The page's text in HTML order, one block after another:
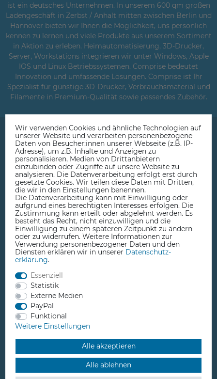
ist ein deutsches Unternehmen. In unserem 600 qm großen
Ladengeschäft in Zerbst / Anhalt mitten zwischen Berlin und
Hannover bieten wir Ihnen die Möglichkeit, uns persönlich
kennen zu lernen und viele Produkte aus unserem Sortiment
in Aktion zu erleben. Heimautomatisierung, 3D-Drucker,
Server, Workstations integrieren wir unter Windows, Apple
IOS und Linux Betriebssystemen. Comprise bedeutet
Innovation und umfassende Lösungen. Comprise ist Ihr
Spezialist für günstige 3D-Drucker, Verbrauchsmaterial und
Filamente in Premium-Qualität sowie passendes Zubehör.
Beratung, Service & Ladengeschäft
+49 3923 610050
Jütrichauer Straße 3
39261 Zerbst / Anhalt
Germany
Wir verwenden Cookies und ähnliche Technologien auf
unserer Website und verarbeiten personenbezogene
Daten von Besucher:innen unserer Webseite (z.B. IP-
Adresse), um z.B. Inhalte und Anzeigen zu
personalisieren, Medien von Drittanbietern
einzubinden oder Zugriffe auf unsere Website zu
analysieren. Die Datenverarbeitung erfolgt erst durch
gesetzte Cookies. Wir teilen diese Daten mit Dritten,
die wir in den Einstellungen benennen.
Die Datenverarbeitung kann mit Einwilligung oder
aufgrund eines berechtigten Interesses erfolgen. Die
Zustimmung kann erteilt oder abgelehnt werden. Es
besteht das Recht, nicht einzuwilligen und die
Einwilligung zu einem späteren Zeitpunkt zu ändern
oder zu widerrufen. Weitere Informationen zur
Verwendung personenbezogener Daten und den
Diensten erklären wir in unserer Daten­schutz­
erklärung.
Essenziell
Statistik
Externe Medien
PayPal
Funktional
Weitere Einstellungen
Alle akzeptieren
Alle ablehnen